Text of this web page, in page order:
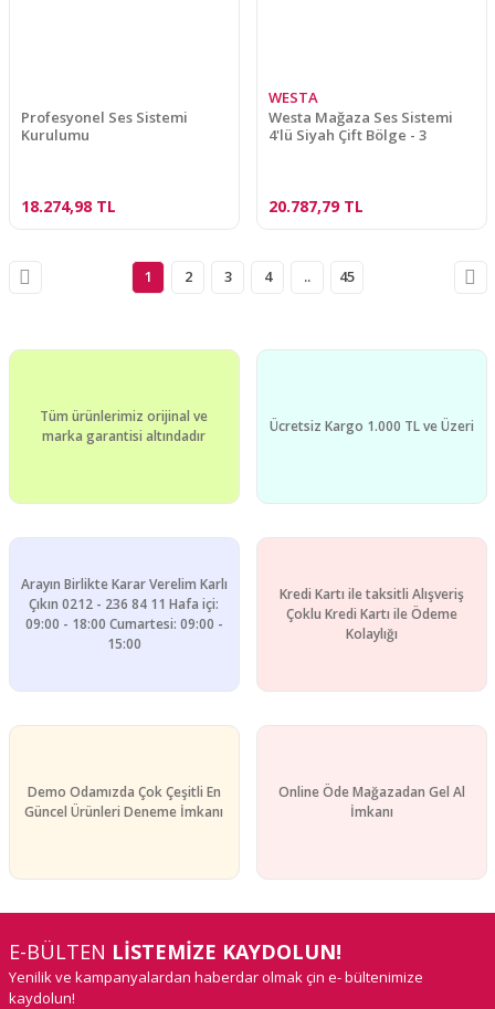
Profesyonel Ses Sistemi
Kurulumu
18.274,98 TL
WESTA
Westa Mağaza Ses Sistemi
4'lü Siyah Çift Bölge - 3
20.787,79 TL
1 2 3 4 .. 45
Tüm ürünlerimiz orijinal ve
marka garantisi altındadır
Ücretsiz Kargo 1.000 TL ve Üzeri
Arayın Birlikte Karar Verelim Karlı
Çıkın 0212 - 236 84 11 Hafa içi:
09:00 - 18:00 Cumartesi: 09:00 -
15:00
Kredi Kartı ile taksitli Alışveriş
Çoklu Kredi Kartı ile Ödeme
Kolaylığı
Demo Odamızda Çok Çeşitli En
Güncel Ürünleri Deneme İmkanı
Online Öde Mağazadan Gel Al
İmkanı
E-BÜLTEN LİSTEMİZE KAYDOLUN!
Yenilik ve kampanyalardan haberdar olmak çin e- bültenimize
kaydolun!